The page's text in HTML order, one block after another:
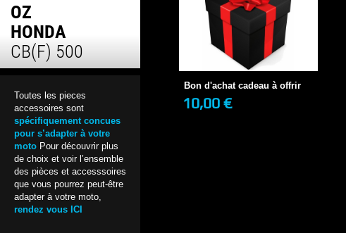
OZ
HONDA
CB(F) 500
Toutes les pieces
accessoires sont
spécifiquement concues
pour s’adapter à votre
moto Pour découvrir plus
de choix et voir l’ensemble
des pièces et accesssoires
que vous pourrez peut-être
adapter à votre moto,
rendez vous ICI
Bon d'achat cadeau à offrir
10,00 €
Bon d'achat cadeau à offrir
10,00 € EN STOCK